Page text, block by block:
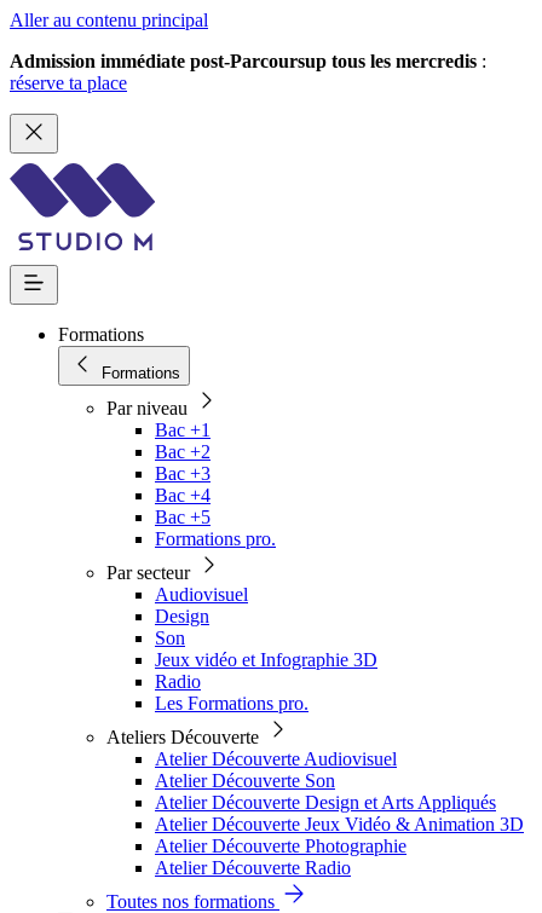
Aller au contenu principal
Admission immédiate post-Parcoursup tous les mercredis :
réserve ta place
Formations
Formations
Par niveau
Bac +1
Bac +2
Bac +3
Bac +4
Bac +5
Formations pro.
Par secteur
Audiovisuel
Design
Son
Jeux vidéo et Infographie 3D
Radio
Les Formations pro.
Ateliers Découverte
Atelier Découverte Audiovisuel
Atelier Découverte Son
Atelier Découverte Design et Arts Appliqués
Atelier Découverte Jeux Vidéo & Animation 3D
Atelier Découverte Photographie
Atelier Découverte Radio
Toutes nos formations